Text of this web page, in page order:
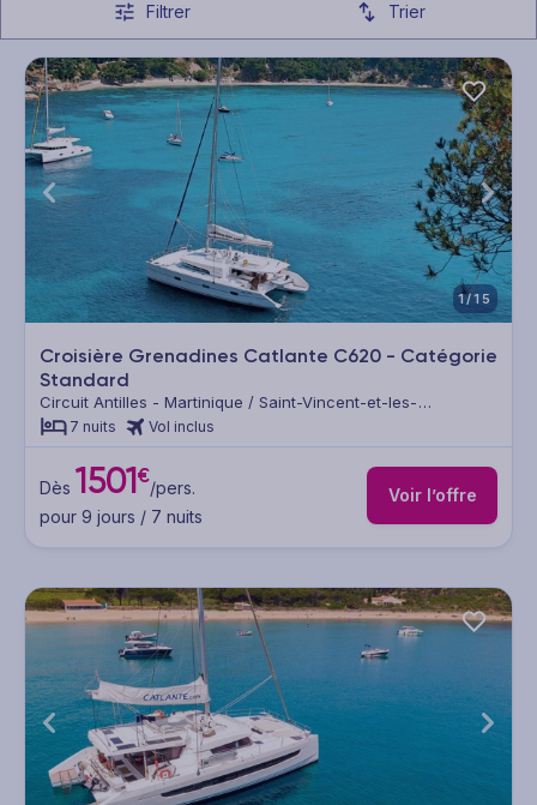
Filtrer Trier
1/15
Croisière Grenadines Catlante C620 - Catégorie
Standard
Circuit Antilles - Martinique / Saint-Vincent-et-les-
Grenadines / Sainte Lucie / Guadeloupe
7 nuits Vol inclus
Dès 1501€/pers.
pour 9 jours / 7 nuits
Voir l’offre